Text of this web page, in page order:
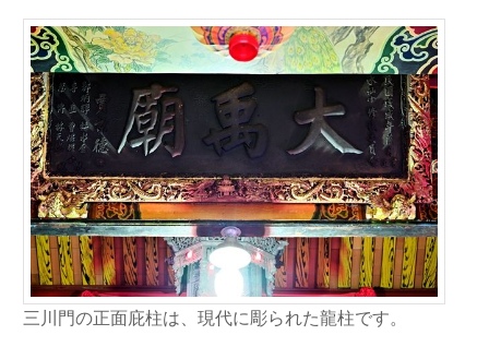
三川門の正面庇柱は、現代に彫られた龍柱です。